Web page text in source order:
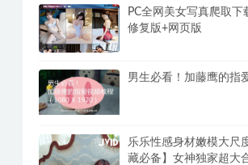
PC全网美女写真爬取下
修复版+网页版
男生必看！加藤鹰的指
乐乐性感身材嫩模大尺
藏必备】女神独家超大